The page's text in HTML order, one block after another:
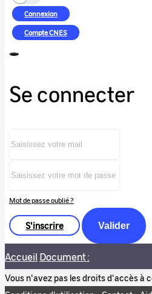
Connexion
CompteCNES
Se connecter
Mot de passe oublié ?
S'inscrire Valider
Accueil Document :
Vous n'avez pas les droits d'accès à